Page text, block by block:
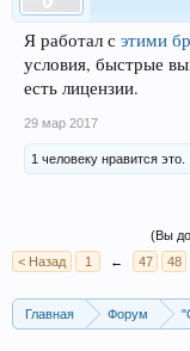
Я работал с этими
условия, быстрые
есть лицензии.
29 мар 2017
1 человеку нравится это.
(Вы
< Назад
1 ← 47 48
Главная Форум